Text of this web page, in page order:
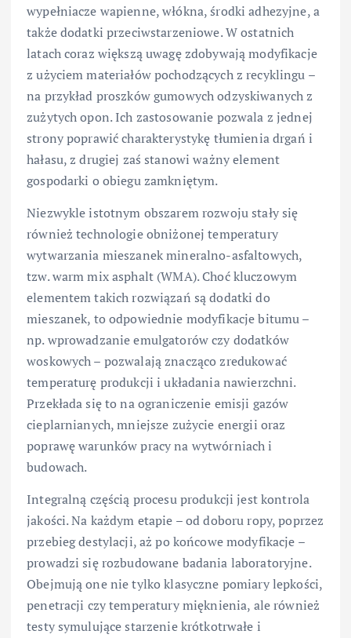
wypełniacze wapienne, włókna, środki adhezyjne, a
także dodatki przeciwstarzeniowe. W ostatnich
latach coraz większą uwagę zdobywają modyfikacje
z użyciem materiałów pochodzących z recyklingu –
na przykład proszków gumowych odzyskiwanych z
zużytych opon. Ich zastosowanie pozwala z jednej
strony poprawić charakterystykę tłumienia drgań i
hałasu, z drugiej zaś stanowi ważny element
gospodarki o obiegu zamkniętym.
Niezwykle istotnym obszarem rozwoju stały się
również technologie obniżonej temperatury
wytwarzania mieszanek mineralno-asfaltowych,
tzw. warm mix asphalt (WMA). Choć kluczowym
elementem takich rozwiązań są dodatki do
mieszanek, to odpowiednie modyfikacje bitumu –
np. wprowadzanie emulgatorów czy dodatków
woskowych – pozwalają znacząco zredukować
temperaturę produkcji i układania nawierzchni.
Przekłada się to na ograniczenie emisji gazów
cieplarnianych, mniejsze zużycie energii oraz
poprawę warunków pracy na wytwórniach i
budowach.
Integralną częścią procesu produkcji jest kontrola
jakości. Na każdym etapie – od doboru ropy, poprzez
przebieg destylacji, aż po końcowe modyfikacje –
prowadzi się rozbudowane badania laboratoryjne.
Obejmują one nie tylko klasyczne pomiary lepkości,
penetracji czy temperatury mięknienia, ale również
testy symulujące starzenie krótkotrwałe i